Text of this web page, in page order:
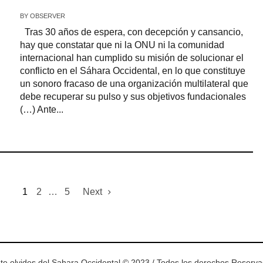
BY OBSERVER
Tras 30 años de espera, con decepción y cansancio,
hay que constatar que ni la ONU ni la comunidad
internacional han cumplido su misión de solucionar el
conflicto en el Sáhara Occidental, en lo que constituye
un sonoro fracaso de una organización multilateral que
debe recuperar su pulso y sus objetivos fundacionales
(…) Ante...
1 2 … 5 Next